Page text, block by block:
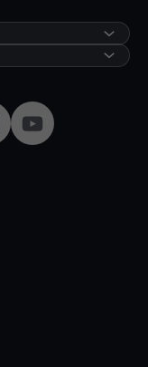
YouTube